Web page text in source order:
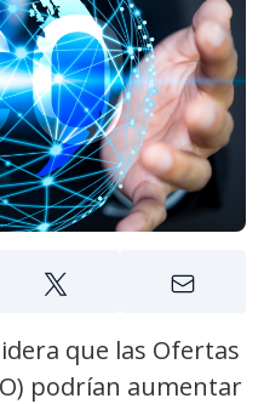
que las Ofertas
podrían aumentar